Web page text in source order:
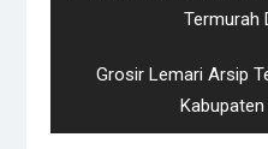
Termurah
Next
Grosir Lemari Arsip